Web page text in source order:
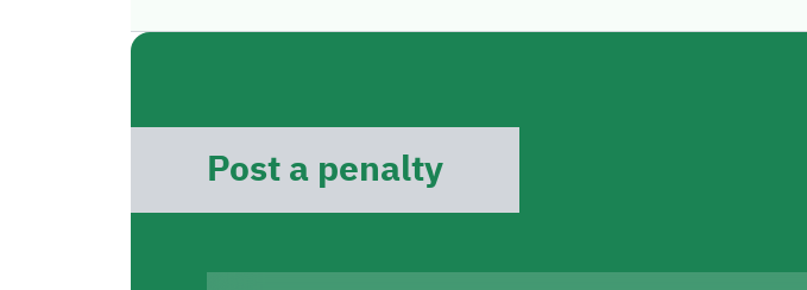
Post a penalty